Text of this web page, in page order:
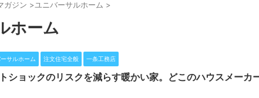
ガジン >ユニバーサルホーム >
ホーム
サルホーム 注文住宅全般 一条工務店
ショックのリスクを減らす暖かい家。どこのハウスメーカ